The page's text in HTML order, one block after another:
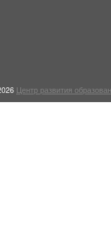
Центр развития